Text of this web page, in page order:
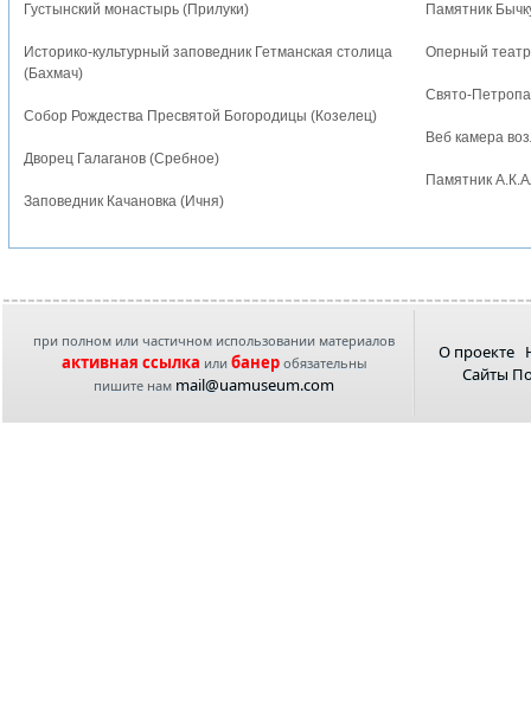
Густынский монастырь (Прилуки)
Историко-культурный заповедник Гетманская столица
(Бахмач)
Собор Рождества Пресвятой Богородицы (Козелец)
Дворец Галаганов (Сребное)
Заповедник Качановка (Ичня)
Памятник
Оперный
Свято-
Веб камера
Памятник
при полном или частичном использовании материалов
активная ссылка или банеробязательны
пишите нам mail@uamuseum.com
О проекте
Сайты